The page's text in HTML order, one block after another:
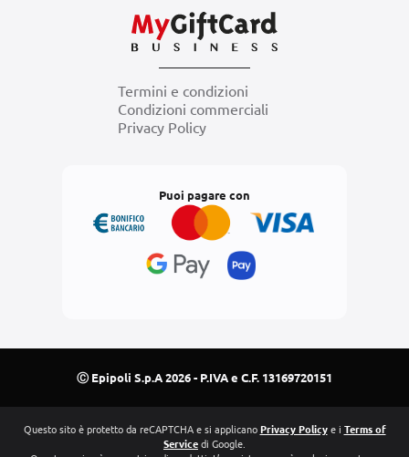
Termini e condizioni
Condizioni commerciali
Privacy Policy
Puoi pagare con
Ⓒ Epipoli S.p.A 2026 - P.IVA e C.F. 13169720151
Questo sito è protetto da reCAPTCHA e si applicanoPrivacy Policye i Terms of
Servicedi Google.